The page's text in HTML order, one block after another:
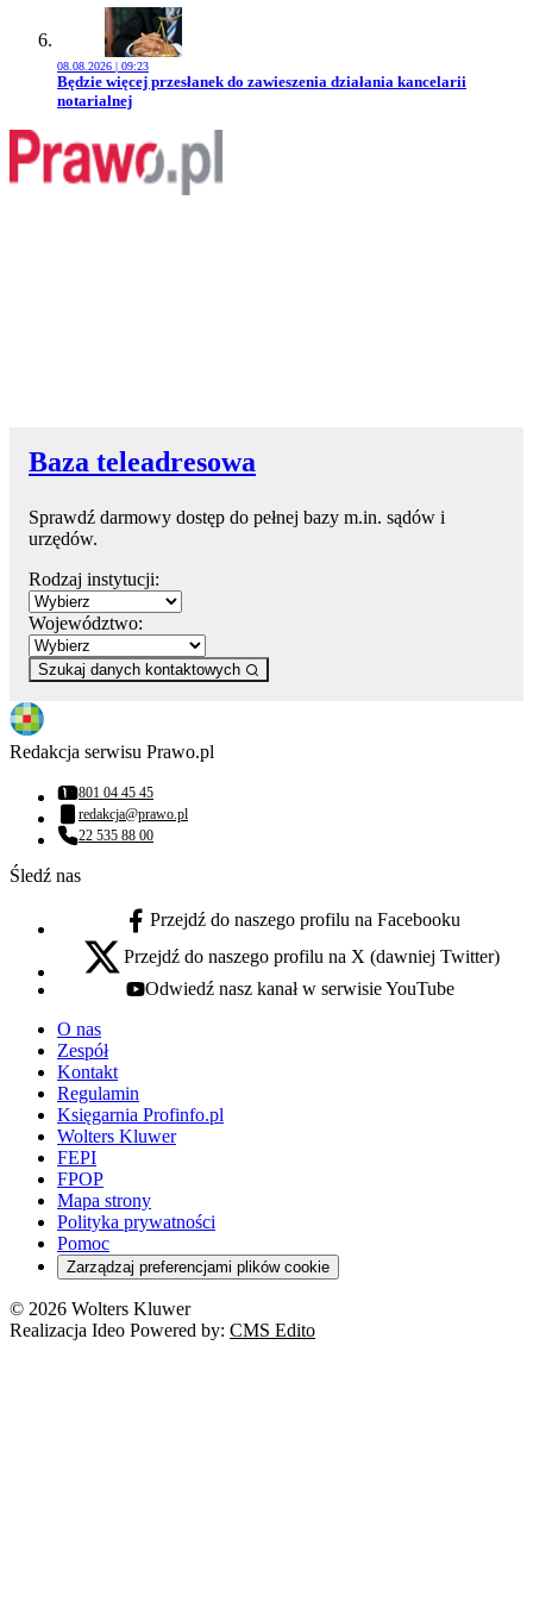
08.08.2026 | 09:23
Przejdź do artykułu:
Będzie więcej przesłanek do zawieszenia działania kancelarii
notarialnej
Baza teleadresowa
Sprawdź darmowy dostęp do pełnej bazy m.in. sądów i
urzędów.
Rodzaj instytucji:
Województwo:
Szukaj danych kontaktowych
Redakcja serwisu Prawo.pl
Numer telefonu:
801 04 45 45
Adres email:
redakcja@prawo.pl
Numer telefonu:
22 535 88 00
Śledź nas
facebook - otwiera się w nowej karcie
Przejdź do naszego profilu na Facebooku
x - otwiera się w nowej karcie
Przejdź do naszego profilu na X (dawniej Twitter)
youtube - otwiera się w nowej karcie
Odwiedź nasz kanał w serwisie YouTube
O nas
Zespół
Kontakt
Regulamin
Księgarnia Profinfo.pl
Wolters Kluwer
FEPI
FPOP
Mapa strony
Polityka prywatności
Pomoc
Zarządzaj preferencjami plików cookie
© 2026 Wolters Kluwer
Realizacja Ideo Powered by: CMS Edito